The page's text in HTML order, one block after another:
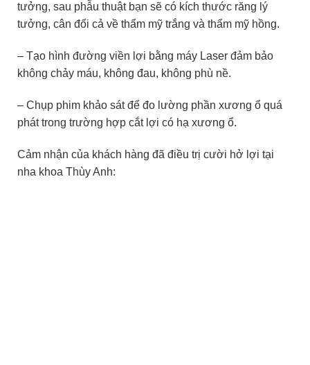
tưởng, sau phẫu thuật bạn sẽ có kích thước răng lý
tưởng, cân đối cả về thẩm mỹ trắng và thẩm mỹ hồng.
– Tạo hình đường viền lợi bằng máy Laser đảm bảo
không chảy máu, không đau, không phù nề.
– Chụp phim khảo sát để đo lường phần xương ổ quá
phát trong trường hợp cắt lợi có hạ xương ổ.
Cảm nhận của khách hàng đã điều trị cười hở lợi tại
nha khoa Thùy Anh: